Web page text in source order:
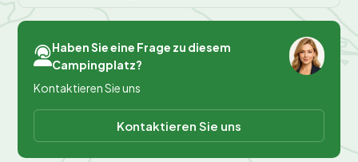
Haben Sie eine Frage zu diesem
Campingplatz?
Kontaktieren Sie uns
Kontaktieren Sie uns